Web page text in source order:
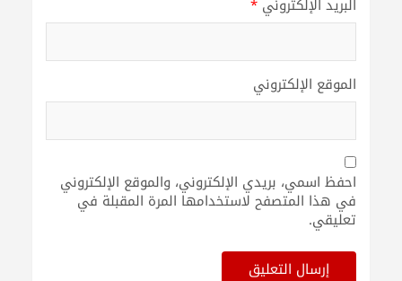
البريد الإلكتروني*
الموقع الإلكتروني
احفظ اسمي، بريدي الإلكتروني، والموقع الإلكتروني
في هذا المتصفح لاستخدامها المرة المقبلة في
تعليقي.